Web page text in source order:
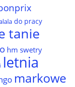
do pracy
tanie
hm swetry
letnia
markowe